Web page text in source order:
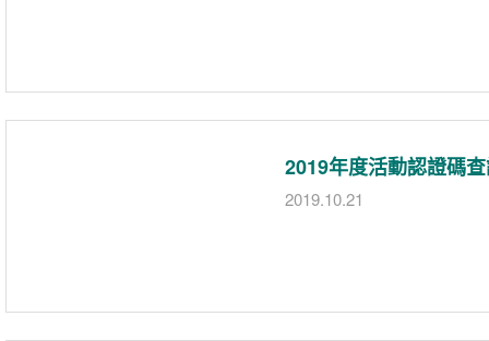
2019年度活動認證碼
2019.10.21